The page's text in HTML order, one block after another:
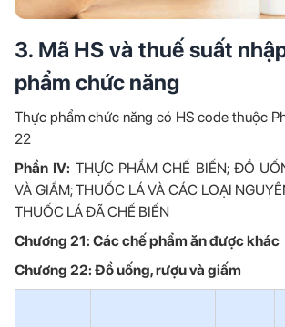
3. Mã HS và thuế suất
phẩm chức năng
Thực phẩm chức năng có HS code thuộc
22
Phần IV: THỰC PHẨM CHẾ BIẾN; ĐỒ
VÀ GIẤM; THUỐC LÁ VÀ CÁC LOẠI
THUỐC LÁ ĐÃ CHẾ BIẾN
Chương 21: Các chế phẩm ăn được khác
Chương 22: Đồ uống, rượu và giấm